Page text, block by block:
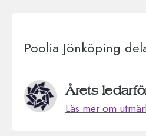
Poolia Jönköping
Årets
Läs mer om